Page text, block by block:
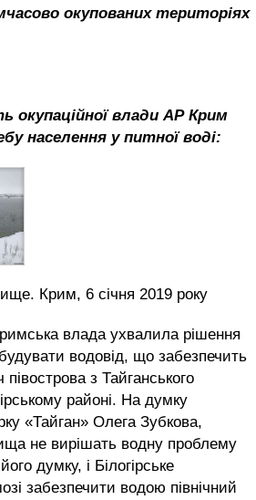
окупованих територіях
окупаційної влади АР Крим
населення у питної воді:
Крим, 6 січня 2019 року
влада ухвалила рішення
водовід, що забезпечить
півострова з Тайганського
районі. На думку
«Тайган» Олега Зубкова,
не вирішать водну проблему
думку, і Білогірське
забезпечити водою північний